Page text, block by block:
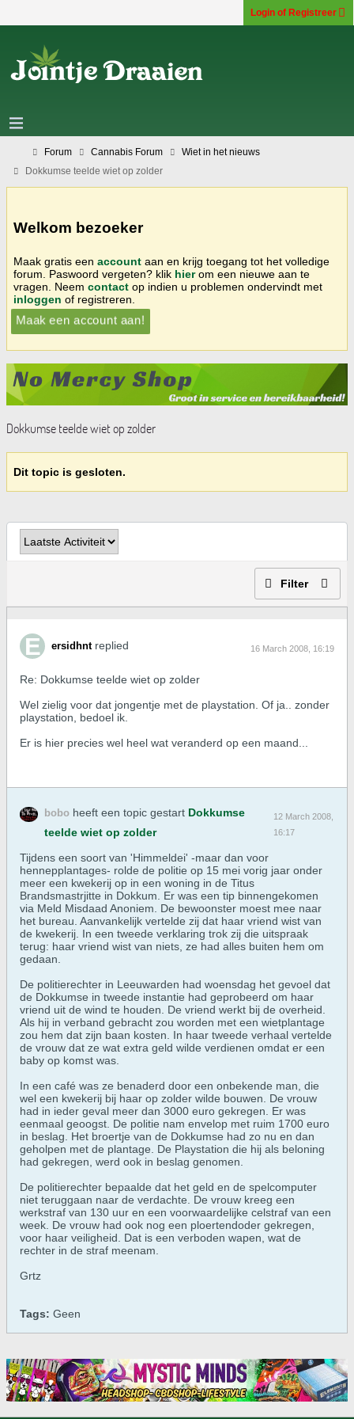
Login of Registreer
Forum Cannabis Forum
Wiet in het nieuws
Dokkumse teelde wiet op zolder
Welkom bezoeker
Maak gratis een account aan en krijg toegang tot het volledige
forum. Paswoord vergeten? klik hierom een nieuwe aan te
vragen. Neem contact op indien u problemen ondervindt met
inloggen of registreren.
Maak een account aan!
Dokkumse teelde wiet op zolder
Dit topic is gesloten.
Filter
ersidhntreplied 16 March 2008, 16:19
Re: Dokkumse teelde wiet op zolder
Wel zielig voor dat jongentje met de playstation. Of ja.. zonder
playstation, bedoel ik.
Er is hier precies wel heel wat veranderd op een maand...
bobo heeft een topic gestart Dokkumse
teelde wiet op zolder
12 March 2008,
16:17
Tijdens een soort van 'Himmeldei' -maar dan voor
hennepplantages- rolde de politie op 15 mei vorig jaar onder
meer een kwekerij op in een woning in de Titus
Brandsmastrjitte in Dokkum. Er was een tip binnengekomen
via Meld Misdaad Anoniem. De bewoonster moest mee naar
het bureau. Aanvankelijk vertelde zij dat haar vriend wist van
de kwekerij. In een tweede verklaring trok zij die uitspraak
terug: haar vriend wist van niets, ze had alles buiten hem om
gedaan.
De politierechter in Leeuwarden had woensdag het gevoel dat
de Dokkumse in tweede instantie had geprobeerd om haar
vriend uit de wind te houden. De vriend werkt bij de overheid.
Als hij in verband gebracht zou worden met een wietplantage
zou hem dat zijn baan kosten. In haar tweede verhaal vertelde
de vrouw dat ze wat extra geld wilde verdienen omdat er een
baby op komst was.
In een café was ze benaderd door een onbekende man, die
wel een kwekerij bij haar op zolder wilde bouwen. De vrouw
had in ieder geval meer dan 3000 euro gekregen. Er was
eenmaal geoogst. De politie nam envelop met ruim 1700 euro
in beslag. Het broertje van de Dokkumse had zo nu en dan
geholpen met de plantage. De Playstation die hij als beloning
had gekregen, werd ook in beslag genomen.
De politierechter bepaalde dat het geld en de spelcomputer
niet teruggaan naar de verdachte. De vrouw kreeg een
werkstraf van 130 uur en een voorwaardelijke celstraf van een
week. De vrouw had ook nog een ploertendoder gekregen,
voor haar veiligheid. Dat is een verboden wapen, wat de
rechter in de straf meenam.
Grtz
Tags: Geen